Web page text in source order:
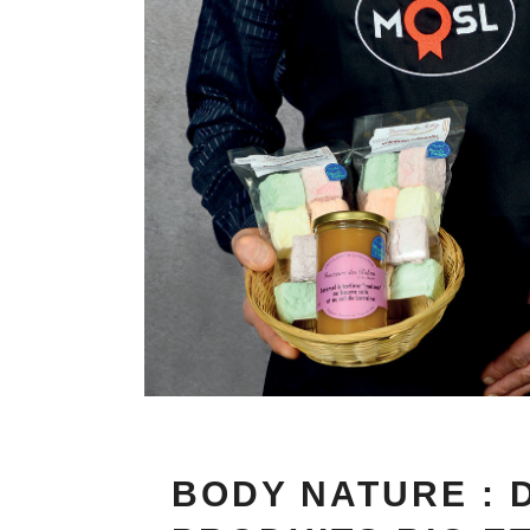
BODY NATURE :